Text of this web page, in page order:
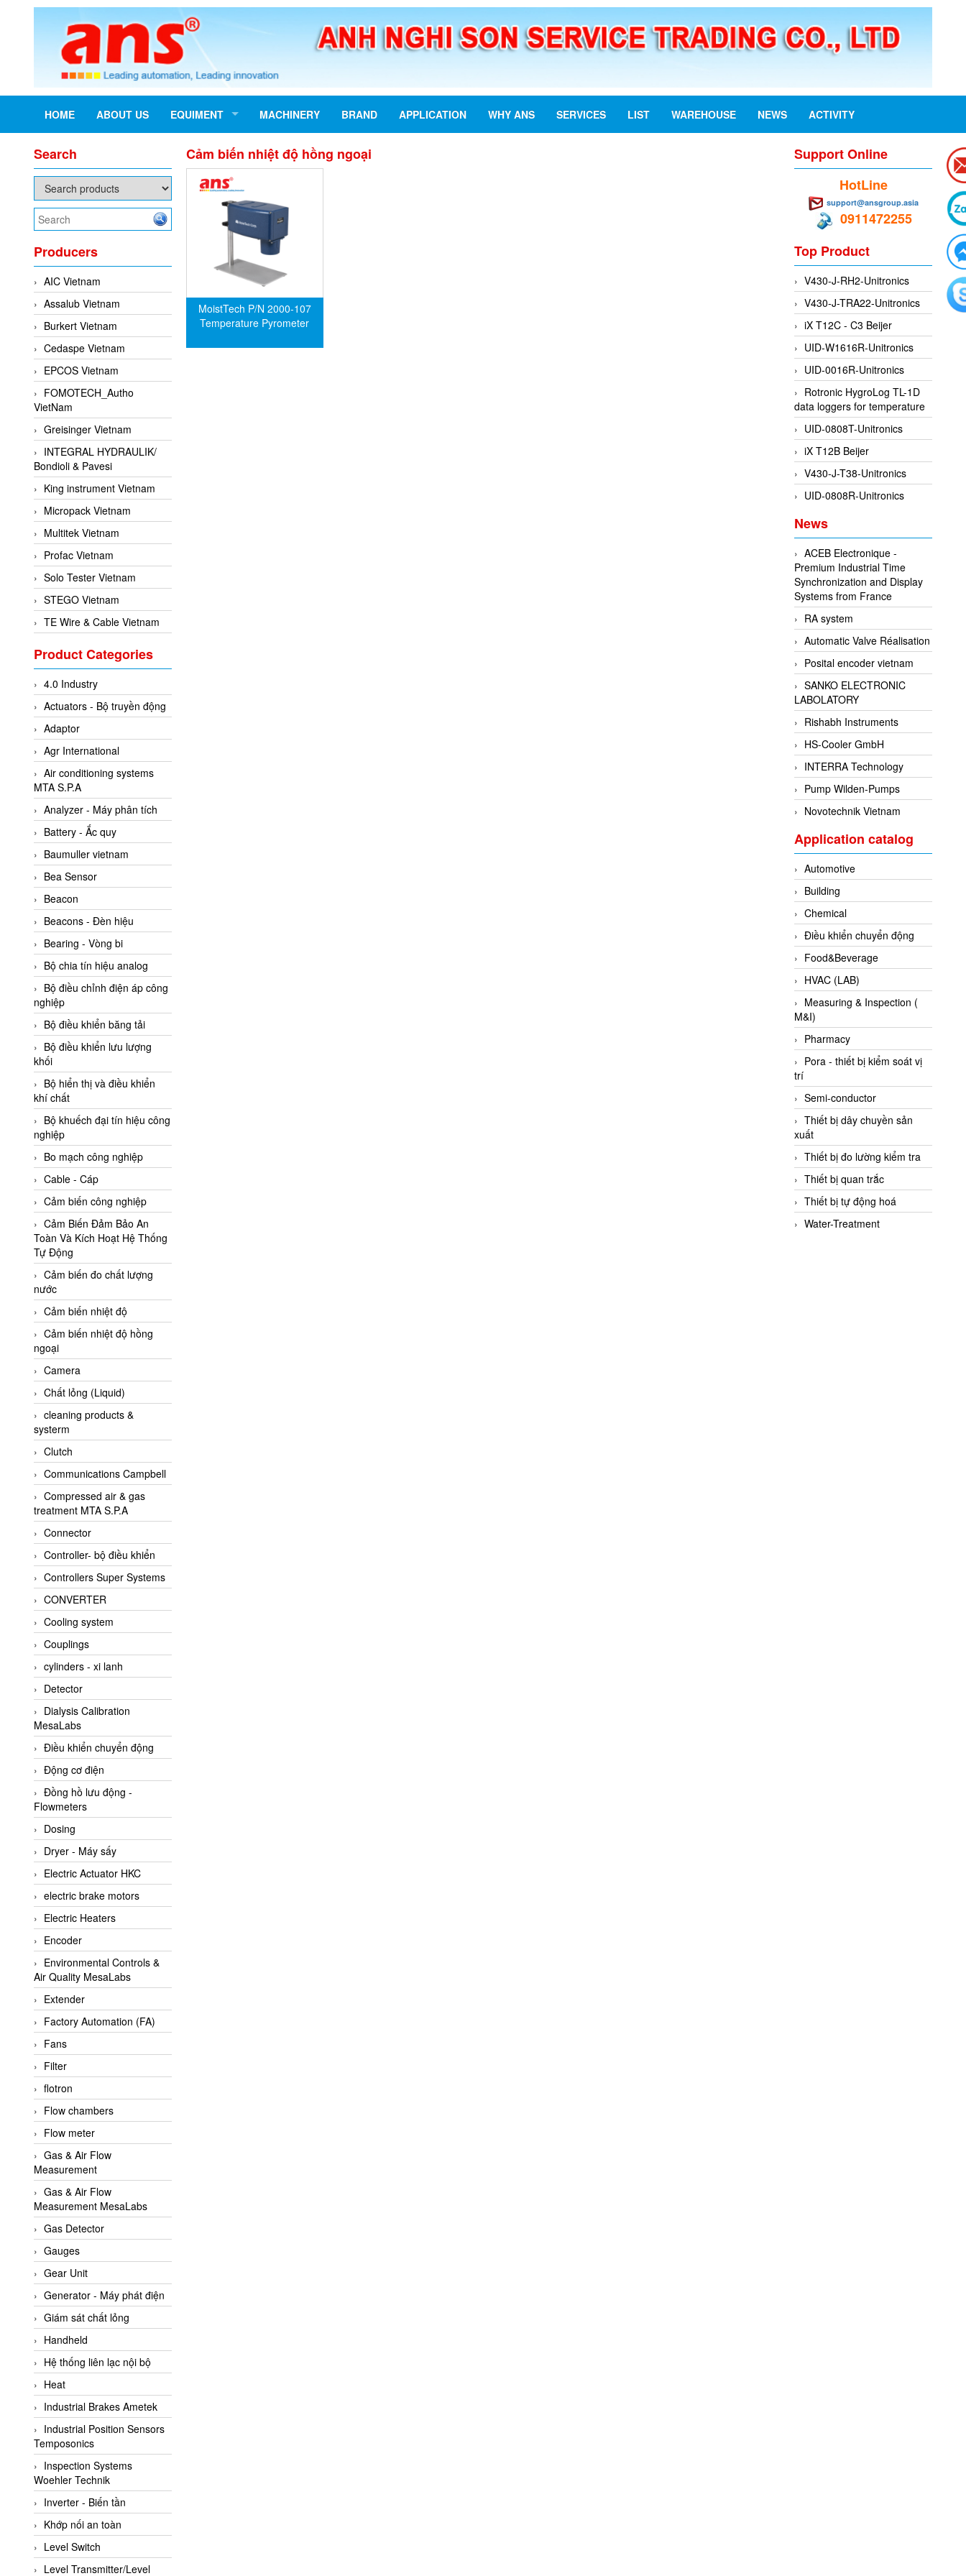
HOME ABOUT US EQUIMENT MACHINERY BRAND APPLICATION WHY ANS SERVICES LIST WAREHOUSE NEWS ACTIVITY
Search
Producers
AIC Vietnam
Assalub Vietnam
Burkert Vietnam
Cedaspe Vietnam
EPCOS Vietnam
FOMOTECH_Autho
VietNam
Greisinger Vietnam
INTEGRAL HYDRAULIK/
Bondioli & Pavesi
King instrument Vietnam
Micropack Vietnam
Multitek Vietnam
Profac Vietnam
Solo Tester Vietnam
STEGO Vietnam
TE Wire & Cable Vietnam
Woodward Vietnam
3CTEST Vietnam
4B VietNam Vietnam
ABB Vietnam
AC Infinity Vietnam
AC&E Telecommunications
AC&T Vietnam
Accepta Vietnam
ACCUMAC Vietnam
AccuWeb Vietnam
Acey
ACOEM Vietnam
ADCA Vietnam
ADFweb Vietnam
Adler Vietnam
Ados Vietnam
Advanced Energy Vietnam
Advantech Vietnam
Agate Vietnam
AGR International Vietnam
Aichi Tokei Denki Vietnam
Aii Vietnam
AIKOH
AINUO Vietnam
AIR MAJOR
Aira Euro Automation
Airtac Vietnam
Airtec Vietnam
AI-Tek Vietnam
Akerstroms Viet Nam
AKO Armaturen &
Separationstechnik
AKO Armaturen &
Separationstechnik Vietnam
AKUSENSE
ALA OFFICINE SPA
Albrecht-Automatik Viet
Nam
Allen Bradley Vietnam
Alpha Moisture Vietnam
Alpha-Achem Vietnam
Alphino
ALRE-IT Vietnam
Altech
Amarillo Gear
Ametek
AMPTRON Vietnam
AND Vietnam
ANDERSON-NEGELE
ANDILOG Technologies
Vietnam
Anritsu
ANTEC S.A
Antico pumps
Anybus/ HMS
AOBEN
Apex Dynamics Vietnam
Apex Dynamics Vietnam
Apiste
APLISENS VietNam
Apollo Fire
Appleton
AQ Matic
Aqualabo Vietnam
Aquametro
ARCA Regler
Arcos Hydraulik
Ardetem-Sfere-Vietnam
Argal
AS ENERGI
ASCO CO2
Asker
AT2E
ATC Pneumatic
ATEX System
ATI - IA
ATI (Analytical Technology
Inc)
Atos
Atrax
Auma
Autec
Auto Flow
Automatic valve
Aventics
Avproglobal
Axiomtek
AZBIL
Product Categories
4.0 Industry
Actuators - Bộ truyền động
Adaptor
Agr International
Air conditioning systems
MTA S.P.A
Analyzer - Máy phân tích
Battery - Ắc quy
Baumuller vietnam
Bea Sensor
Beacon
Beacons - Đèn hiệu
Bearing - Vòng bi
Bộ chia tín hiệu analog
Bộ điều chỉnh điện áp công
nghiệp
Bộ điều khiển băng tải
Bộ điều khiển lưu lượng
khối
Bộ hiển thị và điều khiển
khí chất
Bộ khuếch đại tín hiệu công
nghiệp
Bo mạch công nghiệp
Cable - Cáp
Cảm biến công nghiệp
Cảm Biến Đảm Bảo An
Toàn Và Kích Hoạt Hệ Thống
Tự Động
Cảm biến đo chất lượng
nước
Cảm biến nhiệt độ
Cảm biến nhiệt độ hồng
ngoại
Camera
Chất lỏng (Liquid)
cleaning products &
systerm
Clutch
Communications Campbell
Compressed air & gas
treatment MTA S.P.A
Connector
Controller- bộ điều khiển
Controllers Super Systems
CONVERTER
Cooling system
Couplings
cylinders - xi lanh
Detector
Dialysis Calibration
MesaLabs
Điều khiển chuyển động
Động cơ điện
Đồng hồ lưu động -
Flowmeters
Dosing
Dryer - Máy sấy
Electric Actuator HKC
electric brake motors
Electric Heaters
Encoder
Environmental Controls &
Air Quality MesaLabs
Extender
Factory Automation (FA)
Fans
Filter
flotron
Flow chambers
Flow meter
Gas & Air Flow
Measurement
Gas & Air Flow
Measurement MesaLabs
Gas Detector
Gauges
Gear Unit
Generator - Máy phát điện
Giám sát chất lỏng
Handheld
Hệ thống liên lạc nội bộ
Heat
Industrial Brakes Ametek
Industrial Position Sensors
Temposonics
Inspection Systems
Woehler Technik
Inverter - Biến tần
Khớp nối an toàn
Level Switch
Level Transmitter/Level
Cảm biến nhiệt độ hồng ngoại
MoistTech P/N 2000-107
Temperature Pyrometer
Support Online
HotLine
support@ansgroup.asia
0911472255
Top Product
V430-J-RH2-Unitronics
V430-J-TRA22-Unitronics
iX T12C - C3 Beijer
UID-W1616R-Unitronics
UID-0016R-Unitronics
Rotronic HygroLog TL-1D
data loggers for temperature
UID-0808T-Unitronics
iX T12B Beijer
V430-J-T38-Unitronics
UID-0808R-Unitronics
News
ACEB Electronique -
Premium Industrial Time
Synchronization and Display
Systems from France
RA system
Automatic Valve Réalisation
Posital encoder vietnam
SANKO ELECTRONIC
LABOLATORY
Rishabh Instruments
HS-Cooler GmbH
INTERRA Technology
Pump Wilden-Pumps
Novotechnik Vietnam
Application catalog
Automotive
Building
Chemical
Điều khiển chuyển động
Food&Beverage
HVAC (LAB)
Measuring & Inspection (
M&I)
Pharmacy
Pora - thiết bị kiểm soát vị
trí
Semi-conductor
Thiết bị dây chuyền sản
xuất
Thiết bị đo lường kiểm tra
Thiết bị quan trắc
Thiết bị tự động hoá
Water-Treatment